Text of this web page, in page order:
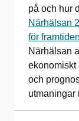
på och hur
Närhälsan
för
Närhälsan
ekonomiskt
och
utmaningar